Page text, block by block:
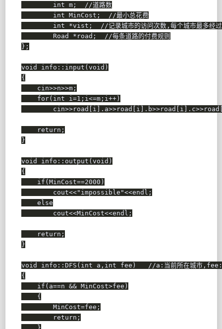
int m;
//道路数
int MinCost ;
//最小总花费
int
*vist ;
//记录城市的访问次数,每个城市最多经
        Road
* road ;
//每条道路的付费规则
} ;
void info :: input (void )
{
    cin
>>n>>m;
for( int i =1 ; i <=m; i ++)
        cin
>>road [ i ] . a>>road [ i ] . b>>road [ i ] . c>>road
return ;
}
void info :: output (void )
{
if (MinCost==2000 )
        cout
<<"impossible"<<endl ;
else
        cout
<<MinCost<<endl ;
return ;
}
void info :: DFS ( int a , int fee )
//a:当前所在城市,fee:
{
if ( a==n && MinCost>fee )
{
        MinCost
=fee ;
return ;